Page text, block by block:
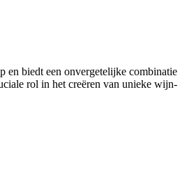
biedt een onvergetelijke
rol in het creëren van unieke